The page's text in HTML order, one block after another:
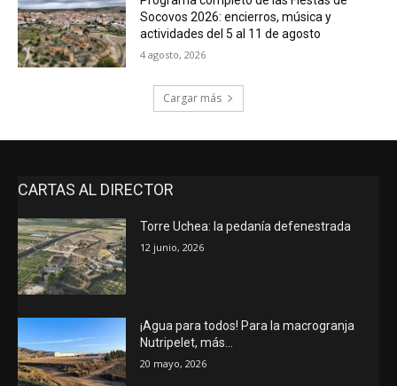
Socovos 2026: encierros, música y
actividades del 5 al 11 de agosto
4 agosto, 2026
Cargar más
CARTAS AL DIRECTOR
Torre Uchea: la pedanía defenestrada
12 junio, 2026
¡Agua para todos! Para la macrogranja
Nutripelet, más…
20 mayo, 2026